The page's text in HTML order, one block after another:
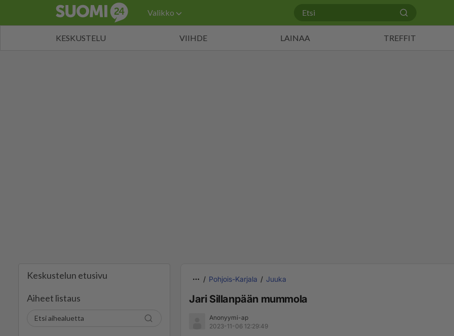
Valikko
KESKUSTELU VIIHDE LAINAA TREFFIT
Keskustelun etusivu
Aiheet listaus
Pohjois-Karjala Juuka
Jari Sillanpään mummola
Anonyymi-ap
2023-11-06 12:29:49